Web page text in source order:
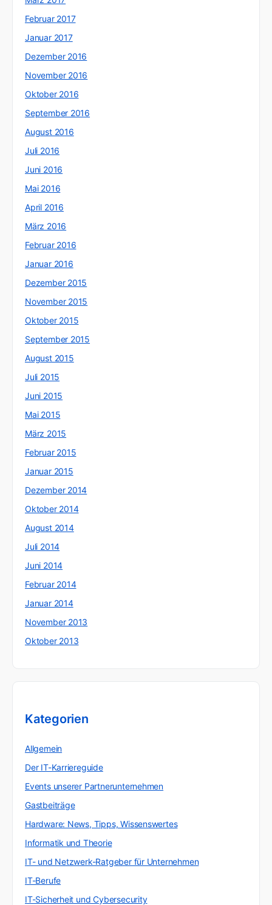
Februar 2017
Januar 2017
Dezember 2016
November 2016
Oktober 2016
September 2016
August 2016
Juli 2016
Juni 2016
Mai 2016
April 2016
März 2016
Februar 2016
Januar 2016
Dezember 2015
November 2015
Oktober 2015
September 2015
August 2015
Juli 2015
Juni 2015
Mai 2015
März 2015
Februar 2015
Januar 2015
Dezember 2014
Oktober 2014
August 2014
Juli 2014
Juni 2014
Februar 2014
Januar 2014
November 2013
Oktober 2013
Kategorien
Allgemein
Der IT-Karriereguide
Events unserer Partnerunternehmen
Gastbeiträge
Hardware: News, Tipps, Wissenswertes
Informatik und Theorie
IT- und Netzwerk-Ratgeber für Unternehmen
IT-Berufe
IT-Sicherheit und Cybersecurity